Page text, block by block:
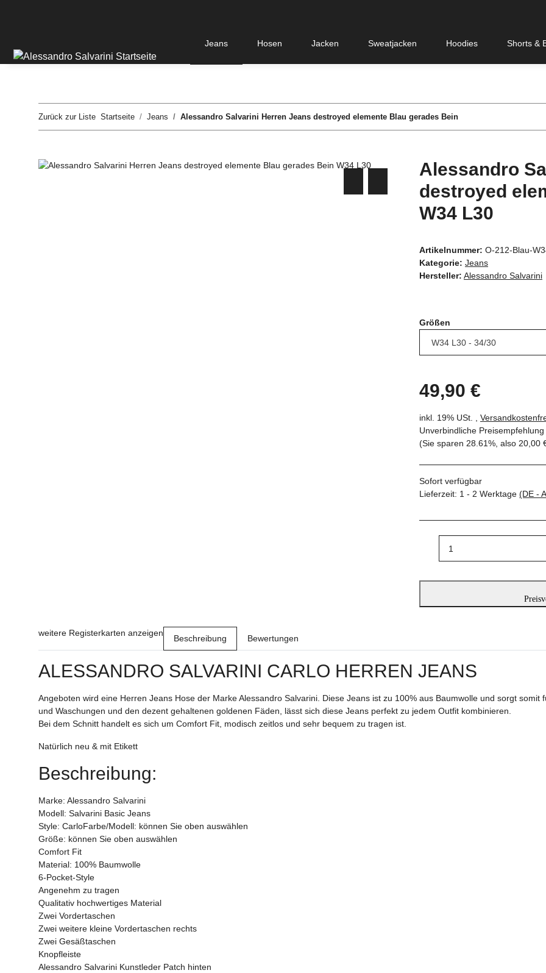
Jeans Hosen Jacken Sweatjacken Hoodies Shorts &
Zurück zur Liste Startseite Jeans Alessandro Salvarini Herren Jeans destroyed elemente Blau gerades Bein
Alessandro
destroyed
W34 L30
Artikelnummer: O-212-Blau-
Kategorie: Jeans
Hersteller: Alessandro Salvarini
Größen
49,90 €
inkl. 19% USt. ,
Unverbindliche
(Sie sparen 28.61%, also 20,00
Sofort verfügbar
Lieferzeit: 1 - 2 Werktage (DE -
weitere Registerkarten anzeigen
Beschreibung Bewertungen
ALESSANDRO SALVARINI CARLO HERREN JEANS
Angeboten wird eine Herren Jeans Hose der Marke Alessandro Salvarini. Diese Jeans ist zu 100% aus Baumwolle und sorgt
und Waschungen und den dezent gehaltenen goldenen Fäden, lässt sich diese Jeans perfekt zu jedem Outfit kombinieren.
Bei dem Schnitt handelt es sich um Comfort Fit, modisch zeitlos und sehr bequem zu tragen ist.
Natürlich neu & mit Etikett
Beschreibung:
Marke: Alessandro Salvarini
Modell: Salvarini Basic Jeans
Style: CarloFarbe/Modell: können Sie oben auswählen
Größe: können Sie oben auswählen
Comfort Fit
Material: 100% Baumwolle
6-Pocket-Style
Angenehm zu tragen
Qualitativ hochwertiges Material
Zwei Vordertaschen
Zwei weitere kleine Vordertaschen rechts
Zwei Gesäßtaschen
Knopfleiste
Alessandro Salvarini Kunstleder Patch hinten